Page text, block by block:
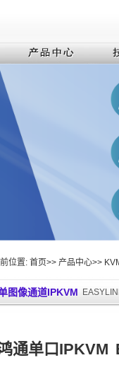
位置: 首页>> 产品中心>>
图像通道IPKVM
通单口IPKVM